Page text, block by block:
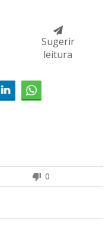
Sugerir
leitura
0